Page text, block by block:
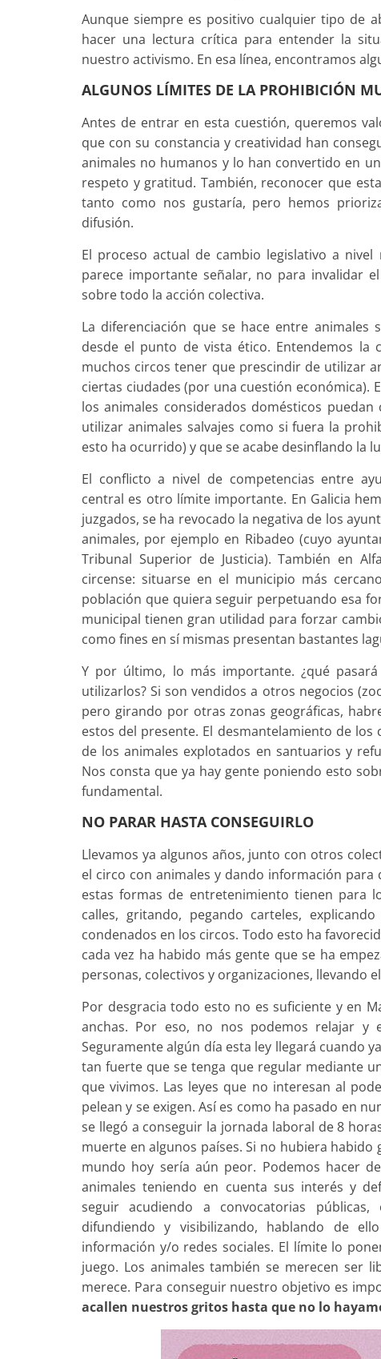
Aunque siempre es positivo cualquier tipo de
hacer una lectura crítica para entender la
nuestro activismo. En esa línea, encontramos
ALGUNOS LÍMITES DE LA PROHIBICIÓN
Antes de entrar en esta cuestión, queremos
que con su constancia y creatividad han
animales no humanos y lo han convertido en
respeto y gratitud. También, reconocer que
tanto como nos gustaría, pero hemos
difusión.
El proceso actual de cambio legislativo a
parece importante señalar, no para invalidar
sobre todo la acción colectiva.
La diferenciación que se hace entre animales
desde el punto de vista ético. Entendemos la
muchos circos tener que prescindir de utilizar
ciertas ciudades (por una cuestión económica).
los animales considerados domésticos
utilizar animales salvajes como si fuera la
esto ha ocurrido) y que se acabe desinflando la
El conflicto a nivel de competencias entre
central es otro límite importante. En Galicia
juzgados, se ha revocado la negativa de los
animales, por ejemplo en Ribadeo (cuyo
Tribunal Superior de Justicia). También en
circense: situarse en el municipio más
población que quiera seguir perpetuando esa
municipal tienen gran utilidad para forzar
como fines en sí mismas presentan bastantes
Y por último, lo más importante. ¿qué
utilizarlos? Si son vendidos a otros negocios
pero girando por otras zonas geográficas,
estos del presente. El desmantelamiento de
de los animales explotados en santuarios y
Nos consta que ya hay gente poniendo esto
fundamental.
NO PARAR HASTA CONSEGUIRLO
Llevamos ya algunos años, junto con otros
el circo con animales y dando información
estas formas de entretenimiento tienen para
calles, gritando, pegando carteles,
condenados en los circos. Todo esto ha
cada vez ha habido más gente que se ha
personas, colectivos y organizaciones, llevando
Por desgracia todo esto no es suficiente y en
anchas. Por eso, no nos podemos relajar y
Seguramente algún día esta ley llegará cuando
tan fuerte que se tenga que regular mediante
que vivimos. Las leyes que no interesan al
pelean y se exigen. Así es como ha pasado en
se llegó a conseguir la jornada laboral de 8
muerte en algunos países. Si no hubiera
mundo hoy sería aún peor. Podemos hacer
animales teniendo en cuenta sus interés y
seguir acudiendo a convocatorias públicas,
difundiendo y visibilizando, hablando de
información y/o redes sociales. El límite lo
juego. Los animales también se merecen ser
merece. Para conseguir nuestro objetivo es
acallen nuestros gritos hasta que no lo